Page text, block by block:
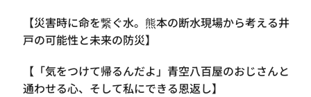
【災害時に命を繋ぐ水。熊本の断水現場から考える井
戸の可能性と未来の防災】
【「気をつけて帰るんだよ」青空八百屋のおじさんと
通わせる心、そして私にできる恩返し】